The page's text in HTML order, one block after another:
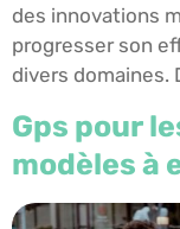
des innovations
progresser son
divers domaines.
Gps pour
modèles à